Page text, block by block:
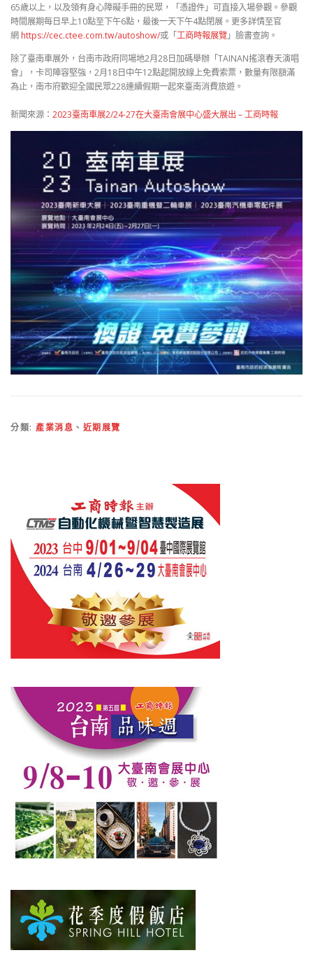
65歲以上，以及領有身心障礙手冊的民眾，「憑證件」可直接入場參觀。參觀
時間展期每日早上10點至下午6點，最後一天下午4點閉展。更多詳情至官
網 https://cec.ctee.com.tw/autoshow/或「工商時報展覽」臉書查詢。
除了臺南車展外，台南市政府同場地2月28日加碼舉辦「TAINAN搖滾春天演唱
會」，卡司陣容堅強，2月18日中午12點起開放線上免費索票，數量有限額滿
為止，南市府歡迎全國民眾228連續假期一起來臺南消費旅遊。
新聞來源： 2023臺南車展2/24-27在大臺南會展中心盛大展出 – 工商時報
分類: 產業消息 、 近期展覽